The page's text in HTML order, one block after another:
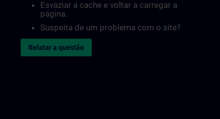
Esvaziar a cache e voltar a carregar a
página.
Suspeita de um problema com o site?
Relatar a questão